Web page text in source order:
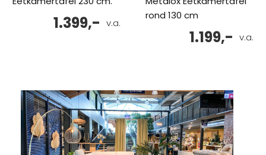
v.a.
1.399,-
rond 130 cm
v.a.
1.199,-